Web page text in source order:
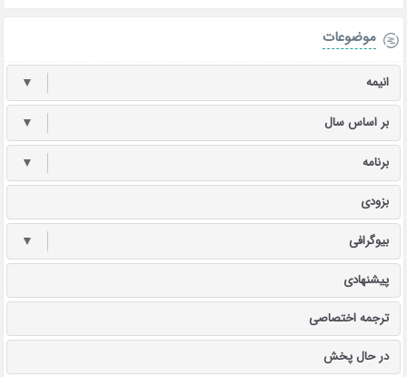
موضوعات
انیمه ▼
بر اساس سال ▼
برنامه ▼
بزودی
بیوگرافی ▼
پیشنهادی
ترجمه اختصاصی
در حال پخش